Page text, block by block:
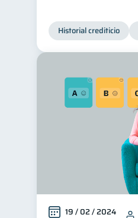
Historial crediticio
19 / 02 / 2024